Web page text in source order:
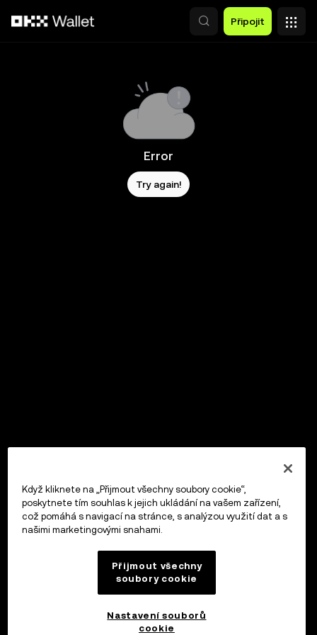
Připojit
Error
Try again!
Když kliknete na „Přijmout všechny soubory cookie“,
poskytnete tím souhlas k jejich ukládání na vašem zařízení,
což pomáhá s navigací na stránce, s analýzou využití dat a s
našimi marketingovými snahami.
Přijmout všechny
soubory cookie
Nastavení souborů
cookie